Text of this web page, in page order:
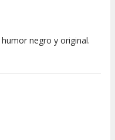
10 negro y original.